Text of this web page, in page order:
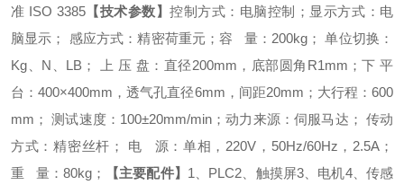
准 ISO 3385【技术参数】控制方式：电脑控制； 显示方式：电
脑显示； 感应方式：精密荷重元；容 量：200kg；单位切换：
Kg、N、LB；
上 压 盘：直径200mm，底部圆角R1mm； 下 平
台：400×400mm，透气孔直径6mm，间距20mm；大行程：600
mm；测试速度：100±20mm/min；动力来源：伺服马达； 传动
方式：精密丝杆； 电 源：单相，220V，50Hz/60Hz，2.5A；
重 量：80kg；
【主要配件】 1、PLC2、触摸屏3、电机4、传感